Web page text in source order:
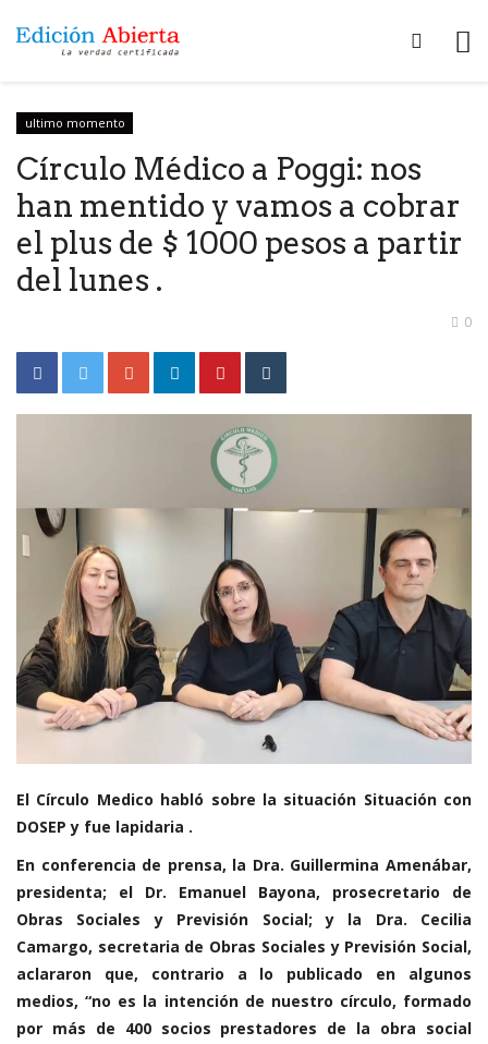
ultimo momento
Círculo Médico a Poggi: nos
han mentido y vamos a cobrar
el plus de $ 1000 pesos a partir
del lunes .
0
El Círculo Medico habló sobre la situación Situación con
DOSEP y fue lapidaria .
En conferencia de prensa, la Dra. Guillermina Amenábar,
presidenta; el Dr. Emanuel Bayona, prosecretario de
Obras Sociales y Previsión Social; y la Dra. Cecilia
Camargo, secretaria de Obras Sociales y Previsión Social,
aclararon que, contrario a lo publicado en algunos
medios, “no es la intención de nuestro círculo, formado
por más de 400 socios prestadores de la obra social